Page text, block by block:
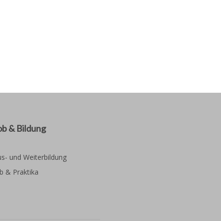
& Bildung
und Weiterbildung
& Praktika